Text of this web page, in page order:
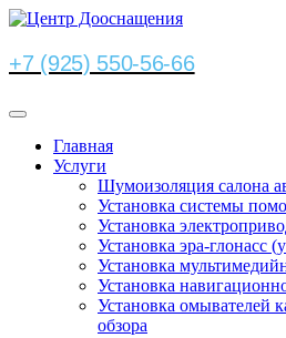
+7 (925) 550-56-66
Главная
Услуги
Шумоизоляция салона
Установка системы
Установка
Установка эра-глонасс
Установка
Установка
Установка омывателей
обзора